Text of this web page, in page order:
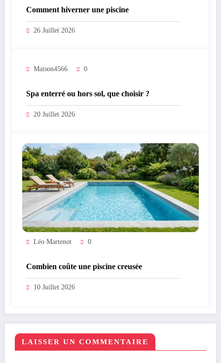
Comment hiverner une piscine
26 Juillet 2026
Maison4566 0
Spa enterré ou hors sol, que choisir ?
20 Juillet 2026
Léo Martenot 0
Combien coûte une piscine creusée
10 Juillet 2026
LAISSER UN COMMENTAIRE